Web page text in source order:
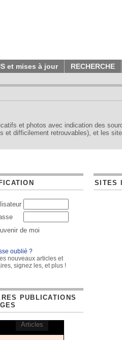
et mises à jour RECHERCHE
et photos avec indication des
difficilement retrouvables), et les
de moi
oublié ?
nouveaux articles et
signez les, et plus !
PUBLICATIONS
Articles
SITES